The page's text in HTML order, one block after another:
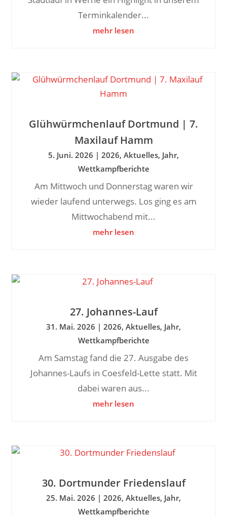
Terminkalender...
mehr lesen
Glühwürmchenlauf Dortmund | 7.
Maxilauf Hamm
5. Juni. 2026 | 2026, Aktuelles, Jahr,
Wettkampfberichte
Am Mittwoch und Donnerstag waren wir
wieder laufend unterwegs. Los ging es am
Mittwochabend mit...
mehr lesen
27. Johannes-Lauf
31. Mai. 2026 | 2026, Aktuelles, Jahr,
Wettkampfberichte
Am Samstag fand die 27. Ausgabe des
Johannes-Laufs in Coesfeld-Lette statt. Mit
dabei waren aus...
mehr lesen
30. Dortmunder Friedenslauf
25. Mai. 2026 | 2026, Aktuelles, Jahr,
Wettkampfberichte